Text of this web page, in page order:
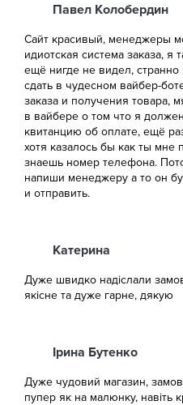
Павел Колобердин
Сайт красивый, менеджеры
идиотская система заказа, я
ещё нигде не видел,
сдать в чудесном вайбер-
заказа и получения товара,
в вайбере о том что я
квитанцию об оплате, ещё
хотя казалось бы как ты
знаешь номер телефона.
напиши менеджеру а то он
и отправить.
Катерина
Дуже швидко надіслали
якісне та дуже гарне, дякую
Ірина Бутенко
Дуже чудовий магазин,
пупер як на малюнку, навіть